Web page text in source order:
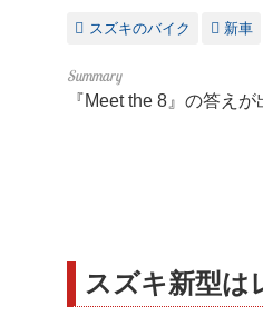
スズキのバイク 新車
『Meet the 8』の答え
スズキ新型は